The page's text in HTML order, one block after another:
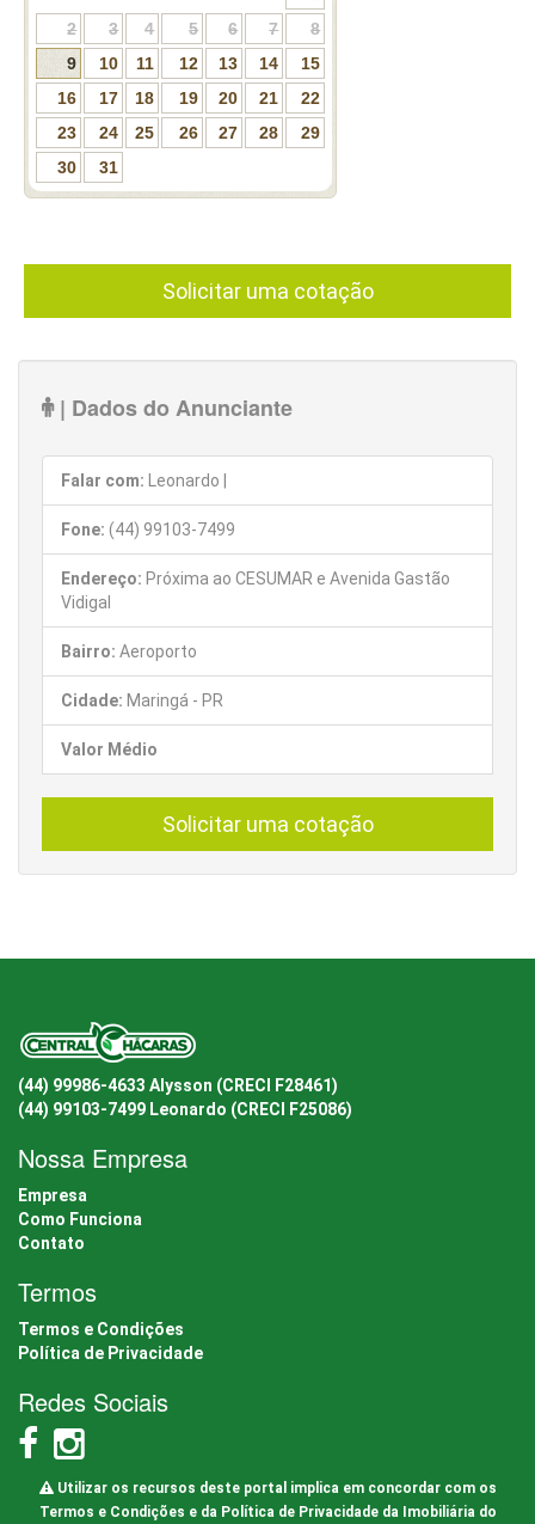
2
3 4 5 6 7
8
9
10 11 12 13 14
15
16
17 18 19 20 21
22
23
24 25 26 27 28
29
30
31
Solicitar uma cotação
| Dados do Anunciante
Falar com: Leonardo |
Fone: (44) 99103-7499
Endereço: Próxima ao CESUMAR e Avenida Gastão
Vidigal
Bairro: Aeroporto
Cidade: Maringá - PR
Valor Médio
Solicitar uma cotação
(44) 99986-4633 Alysson (CRECI F28461)
(44) 99103-7499 Leonardo (CRECI F25086)
Nossa Empresa
Empresa
Como Funciona
Contato
Termos
Termos e Condições
Política de Privacidade
Redes Sociais
Utilizar os recursos deste portal implica em concordar com os
Termos e Condições e da Política de Privacidade da Imobiliária do